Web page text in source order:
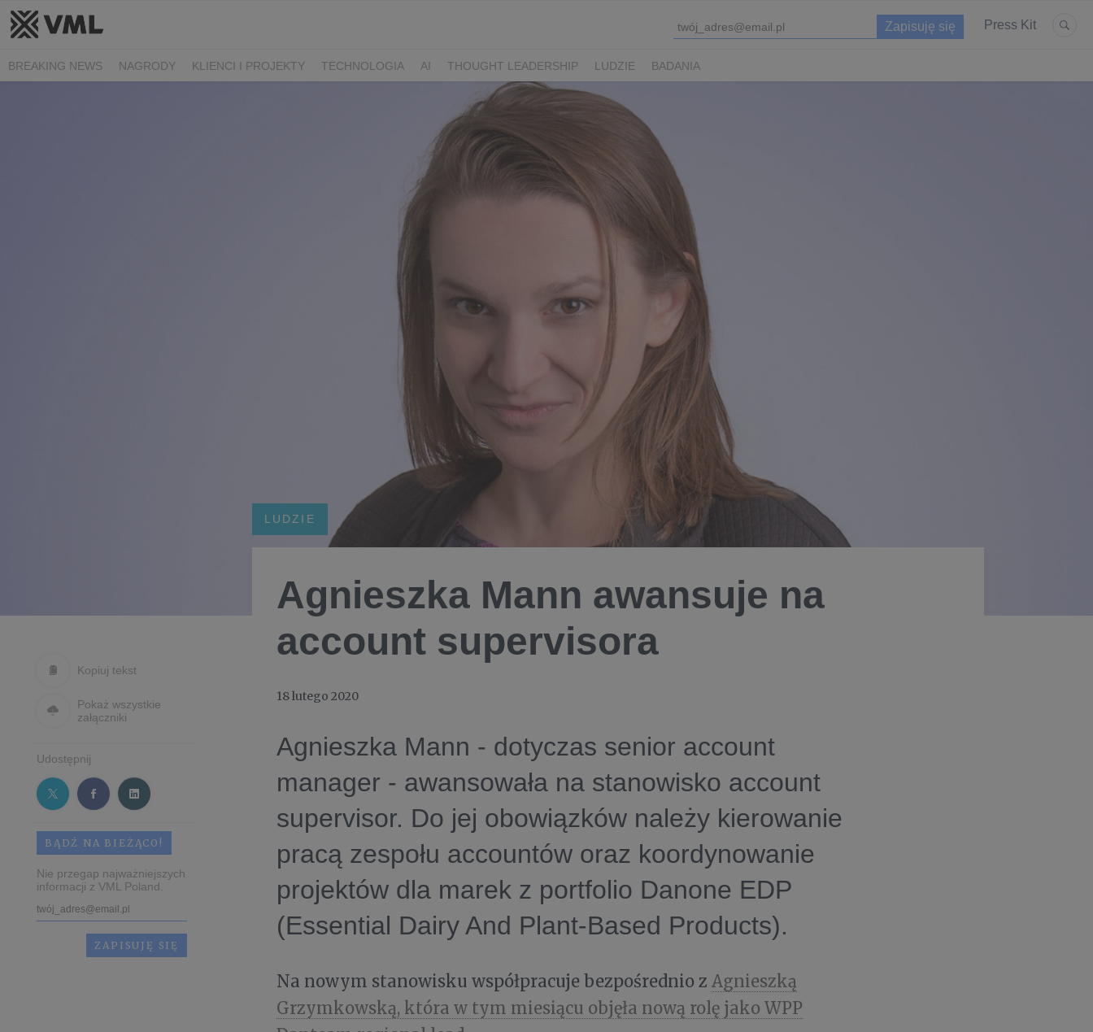
Press Kit
BREAKING NEWS NAGRODY KLIENCI I PROJEKTY TECHNOLOGIA AI THOUGHT LEADERSHIP LUDZIE BADANIA
Kopiuj tekst
Pokaż wszystkie
załączniki
Udostępnij
BĄDŹ NA BIEŻĄCO!
Nie przegap najważniejszych
informacji z VML Poland.
LUDZIE
Agnieszka Mann awansuje na
account supervisora
18 lutego 2020
Agnieszka Mann - dotyczas senior account
manager - awansowała na stanowisko account
supervisor. Do jej obowiązków należy kierowanie
pracą zespołu accountów oraz koordynowanie
projektów dla marek z portfolio Danone EDP
(Essential Dairy And Plant-Based Products).
Na nowym stanowisku współpracuje bezpośrednio z Agnieszką
Grzymkowską, która w tym miesiącu objęła nową rolę jako WPP